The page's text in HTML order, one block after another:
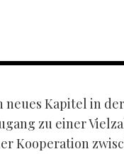
neues Kapitel in
zu einer
Kooperation